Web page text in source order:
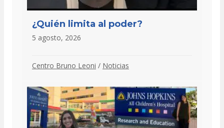
¿Quién limita al poder?
5 agosto, 2026
Centro Bruno Leoni / Noticias